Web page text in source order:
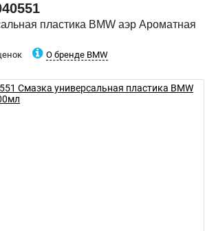
пластика BMW аэр Ароматная
О бренде BMW